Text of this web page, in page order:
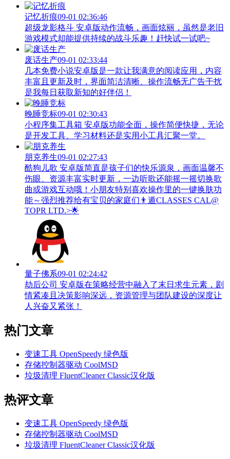
记忆折痕09-01 02:36:46
超级龙影格斗 安卓版动作流畅，画面炫丽，虽然是老旧
游戏模式却能提供持续的战斗乐趣！赶快试一试吧~
废话生产09-01 02:33:44
几本免费小说安卓版是一款让我满意的阅读应用，内容
丰富且更新及时，界面简洁清晰、操作流畅无广告干扰
是我每日获取新知的好伴侣！
晚睡竞标09-01 02:30:43
小程序集工具箱 安卓版功能全面，操作简便快捷，无论
是开发工具、学习材料还是实用小工具汇聚一堂。
朋克养生09-01 02:27:43
酷狗儿歌 安卓版简直是孩子们的快乐源泉，画面温馨不
伤眼、资源丰富实时更新，一边听歌还能摇一摇切换歌
曲或游戏互动哦！小朋友特别喜欢操作里的一键换肤功
能～强烈推荐给有宝贝的家庭们👨‍遁️CLASSES CAL@
TOPR LTD.>🌟
量子佛系09-01 02:24:42
劫后公司 安卓版在策略经营中融入了末日求生元素，剧
情紧凑且决策影响深远，资源管理与团队建设的深度让
人兴奋又紧张！
热门文章
变速工具 OpenSpeedy 绿色版
存储控制器驱动 CoolMSD
垃圾清理 FluentCleaner Classic汉化版
热评文章
变速工具 OpenSpeedy 绿色版
存储控制器驱动 CoolMSD
垃圾清理 FluentCleaner Classic汉化版